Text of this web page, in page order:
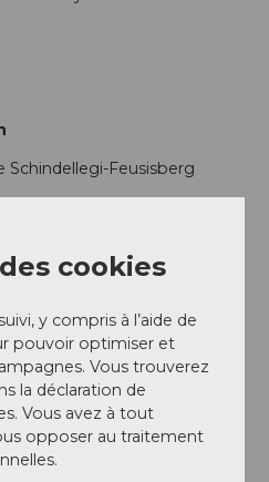
Schindellegi-Feusisberg
/ Liens
cookies
y compris à l’aide de
pouvoir optimiser et
Vous trouverez
la déclaration de
Vous avez à tout
opposer au traitement